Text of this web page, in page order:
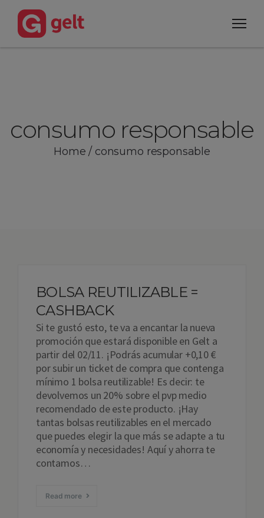
consumo responsable
Home / consumo responsable
BOLSA REUTILIZABLE =
CASHBACK
Si te gustó esto, te va a encantar la nueva
promoción que estará disponible en Gelt a
partir del 02/11. ¡Podrás acumular +0,10 €
por subir un ticket de compra que contenga
mínimo 1 bolsa reutilizable! Es decir: te
devolvemos un 20% sobre el pvp medio
recomendado de este producto. ¡Hay
tantas bolsas reutilizables en el mercado
que puedes elegir la que más se adapte a tu
economía y necesidades! Aquí y ahorra te
contamos…
Read more